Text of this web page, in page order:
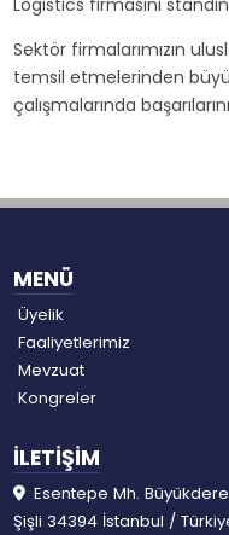
Sektör firmalarımızın
temsil etmelerinden
çalışmalarında
MENÜ
Üyelik
Faaliyetlerimiz
Mevzuat
Kongreler
İLETİŞİM
Esentepe Mh.
Şişli 34394 İstanbul /